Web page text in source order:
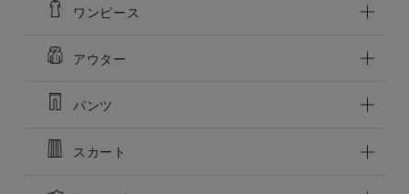
この条件で絞り込む
ワンピース
アウター
パンツ
スカート